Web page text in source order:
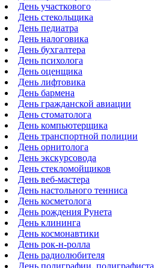
День участкового
День стекольщика
День педиатра
День налоговика
День бухгалтера
День психолога
День оценщика
День лифтовика
День бармена
День гражданской авиации
День стоматолога
День компьютерщика
День транспортной полиции
День орнитолога
День экскурсовода
День стекломойщиков
День веб-мастера
День настольного тенниса
День косметолога
День рождения Рунета
День клининга
День космонавтики
День рок-н-ролла
День радиолюбителя
День полиграфии, полиграфиста